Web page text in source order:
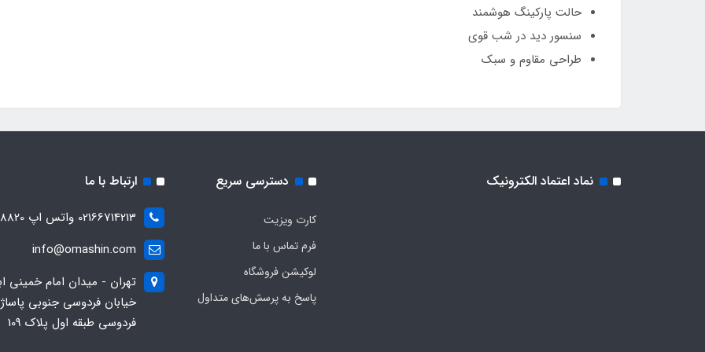
حالت پارکینگ هوشمند
سنسور دید در شب قوی
طراحی مقاوم و سبک
نماد اعتماد الکترونیک دسترسی سریع
کارت ویزیت
فرم تماس با ما
لوکیشن فروشگاه
پاسخ به پرسش‌های متداول
ارتباط با ما
02166714213 واتس اپ 09028288820
info@omashin.com
تهران - میدان امام خمینی
خیابان فردوسی جنوبی پاساژ
فردوسی طبقه اول پلاک 109